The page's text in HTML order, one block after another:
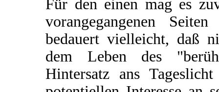
Für den einen mag es
vorangegangenen
bedauert vielleicht, daß
dem Leben des
Hintersatz ans